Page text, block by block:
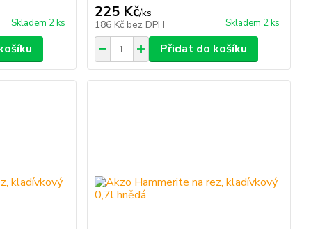
Skladem 2 ks
225 Kč/ks
186 Kč bez DPH Skladem 2 ks
Přidat do košíku